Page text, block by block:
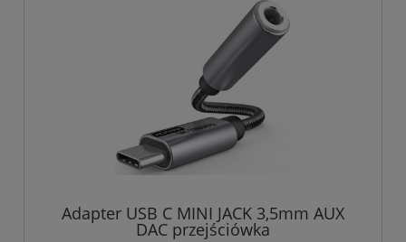
Adapter USB C MINI JACK 3,5mm AUX
DAC przejściówka